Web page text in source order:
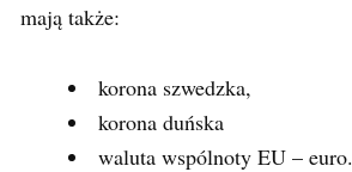
mają także:
korona szwedzka,
korona duńska
waluta wspólnoty EU – euro.